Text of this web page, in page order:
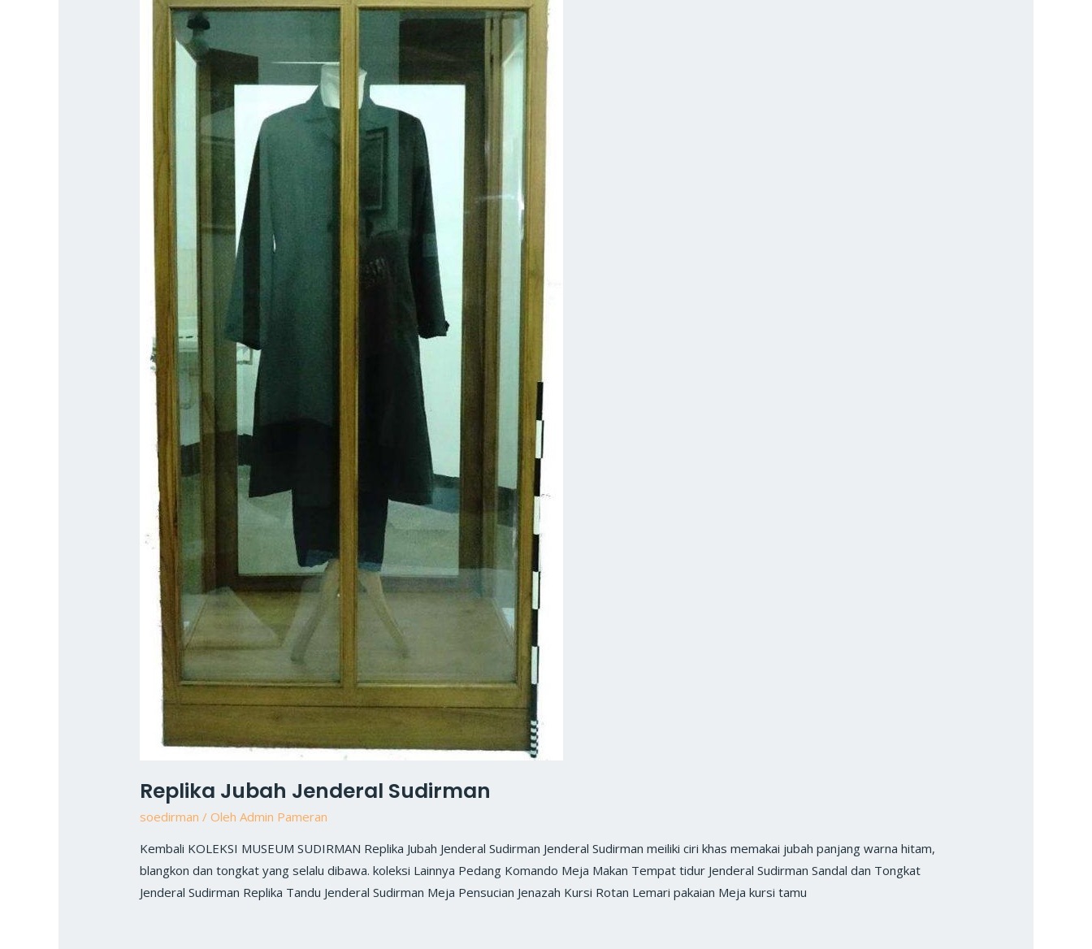
Replika Jubah Jenderal Sudirman
soedirman / OlehAdmin Pameran
Kembali KOLEKSI MUSEUM SUDIRMAN Replika Jubah Jenderal Sudirman Jenderal Sudirman meiliki ciri khas memakai jubah panjang warna hitam,
blangkon dan tongkat yang selalu dibawa. koleksi Lainnya Pedang Komando Meja Makan Tempat tidur Jenderal Sudirman Sandal dan Tongkat
Jenderal Sudirman Replika Tandu Jenderal Sudirman Meja Pensucian Jenazah Kursi Rotan Lemari pakaian Meja kursi tamu